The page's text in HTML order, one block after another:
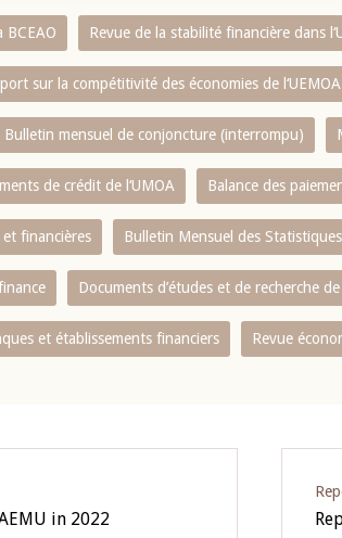
BCEAO Revue de la stabilité financière dans
sur la compétitivité des économies de l‘UEMOA
Bulletin mensuel de conjoncture (interrompu)
de crédit de l‘UMOA Balance des
financières Bulletin Mensuel des Statistiques
Documents d’études et de recherche
et établissements financiers Revue
in 2022